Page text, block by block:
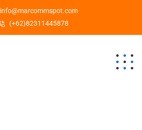
info@marcommspot.com
(+62)82311445878